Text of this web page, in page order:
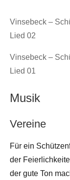
Vinsebeck –
Lied 02
Vinsebeck –
Lied 01
Musik
Vereine
Für ein
der
der gute Ton